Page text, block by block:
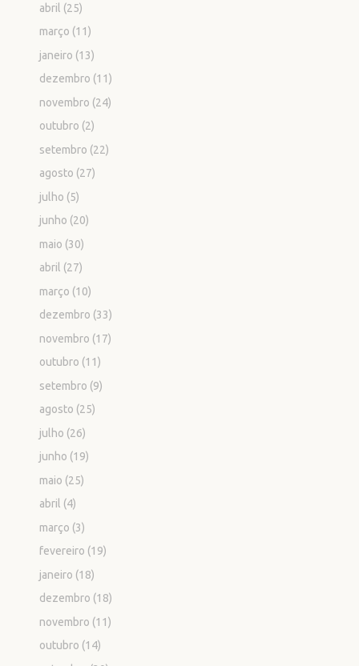
abril (25)
março (11)
janeiro (13)
dezembro (11)
novembro (24)
outubro (2)
setembro (22)
agosto (27)
julho (5)
junho (20)
maio (30)
abril (27)
março (10)
dezembro (33)
novembro (17)
outubro (11)
setembro (9)
agosto (25)
julho (26)
junho (19)
maio (25)
abril (4)
março (3)
fevereiro (19)
janeiro (18)
dezembro (18)
novembro (11)
outubro (14)